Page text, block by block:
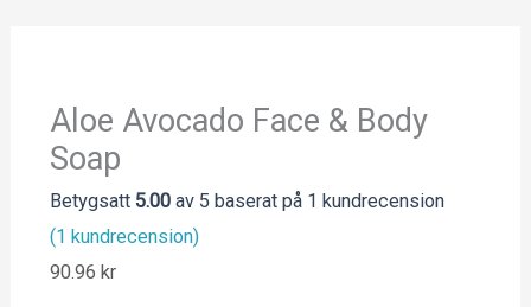
Aloe Avocado Face & Body
Soap
Betygsatt 5.00av 5 baserat på 1 kundrecension
(1 kundrecension)
90.96 kr